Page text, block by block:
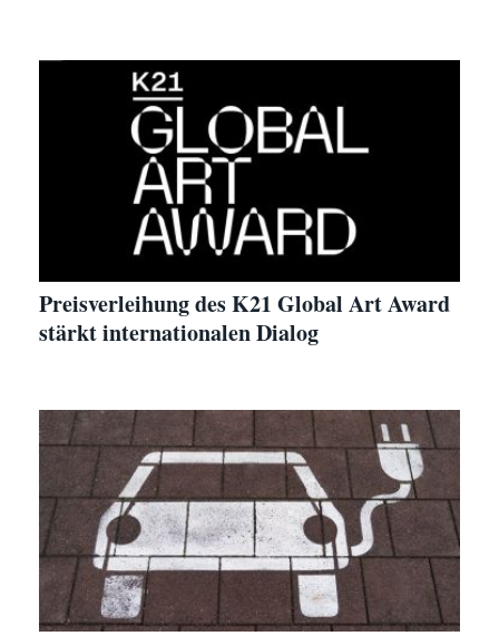
Preisverleihung des K21 Global Art Award
stärkt internationalen Dialog